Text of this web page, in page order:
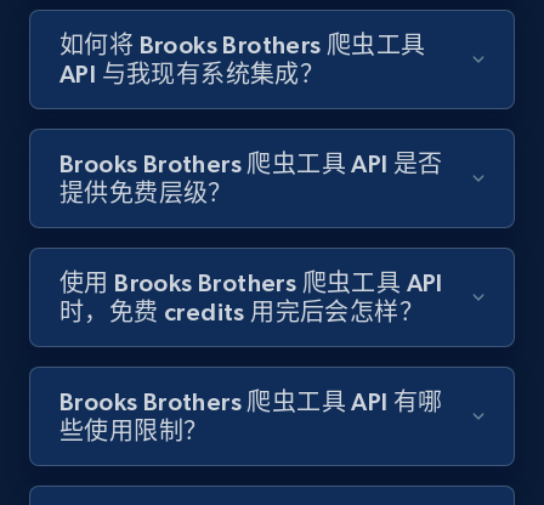
URL, Product id, Title, Product description,
Rating, Reviews count, Initial price, Discount,
and more.
1.3K+ 176+ 注册使用
Target - Discover products by category url
URL, Product id, Title, Product description,
Rating, Reviews count, Initial price, Discount,
and more.
1.3K+ 176+ 注册使用
如何将 Brooks Brothers 爬虫工具
API 与我现有系统集成？
Brooks Brothers 爬虫工具 API 是否
提供免费层级？
使用 Brooks Brothers 爬虫工具 API
时，免费 credits 用完后会怎样？
Brooks Brothers 爬虫工具 API 有哪
些使用限制？